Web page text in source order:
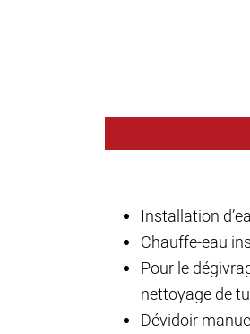
Installation
Chauffe-eau
Pour le
nettoyage de
Dévidoir